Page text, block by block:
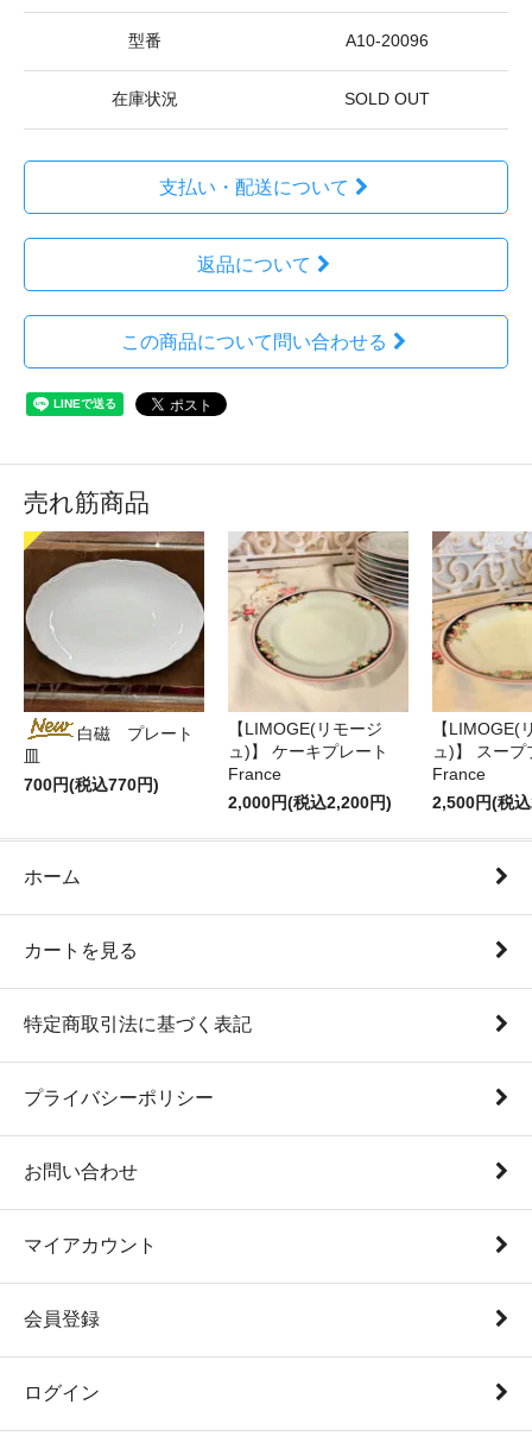
型番 A10-20096
在庫状況 SOLD OUT
支払い・配送について
返品について
この商品について問い合わせる
売れ筋商品
白磁 プレート
700円(税込770円)
【LIMOGE(リモージ
ュ)】 ケーキプレート
France
2,000円(税込2,200円)
【LIMOGE(
ュ)】 スー
France
2,500円(税
ホーム
カートを見る
特定商取引法に基づく表記
プライバシーポリシー
お問い合わせ
マイアカウント
会員登録
ログイン